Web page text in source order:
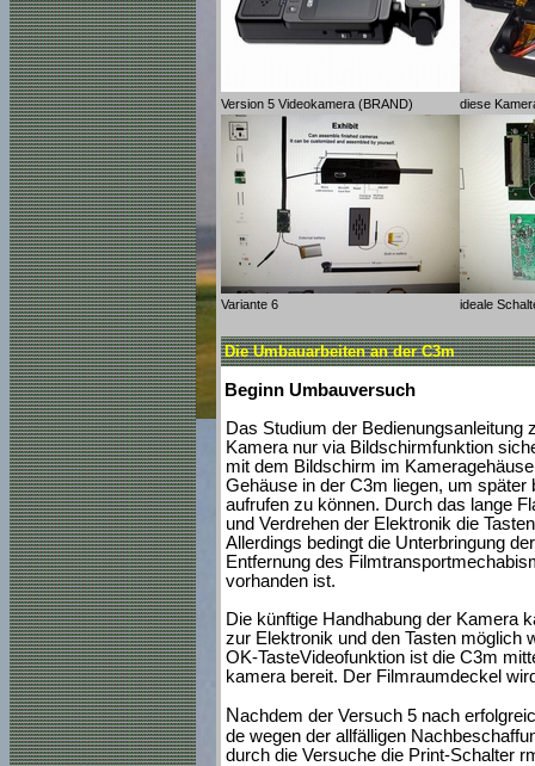
Version 5 Videokamera (BRAND) diese
Variante 6 ideale
Die Umbauarbeiten an der C3m
Beginn Umbauversuch
Das Studium der
Kamera nur via Bildschirmfunktion
mit dem Bildschirm im
Gehäuse in der C3m liegen, um später
aufrufen zu können. Durch das lange
und Verdrehen der Elektronik die
Allerdings bedingt die Unterbringung
Entfernung des
vorhanden ist.
Die künftige Handhabung der Kamera
zur Elektronik und den Tasten
OK-TasteVideofunktion ist die C3m
kamera bereit. Der Filmraumdeckel
Nachdem der Versuch 5 nach
de wegen der allfälligen
durch die Versuche die Print-Schalter